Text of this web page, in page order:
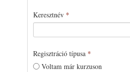
Keresztnév *
Regisztráció típusa *
Voltam már kurzuson